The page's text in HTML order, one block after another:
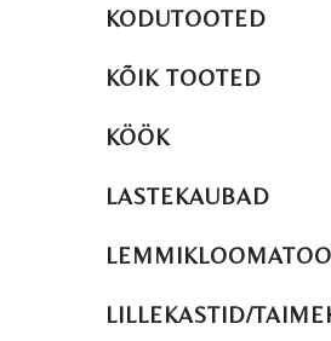
KODUTOOTED
KÕIK TOOTED
KÖÖK
LASTEKAUBAD
LILLEKASTID/